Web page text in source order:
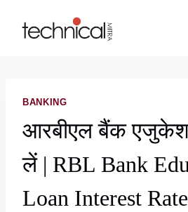
BANKING
आरबीएल बैंक
लें | RBL Bank
Loan Interest